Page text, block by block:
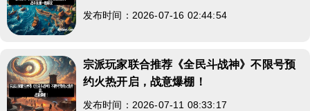
发布时间：2026-07-16 02:44:54
宗派玩家联合推荐《全民斗战神》不限号预
约火热开启，战意爆棚！
发布时间：2026-07-11 08:33:17